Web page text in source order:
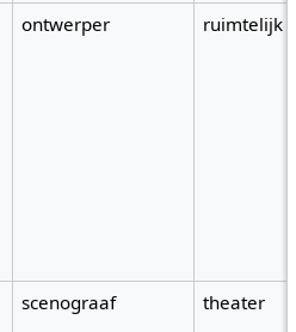
ontwerper ruimtelijk
scenograaf theater